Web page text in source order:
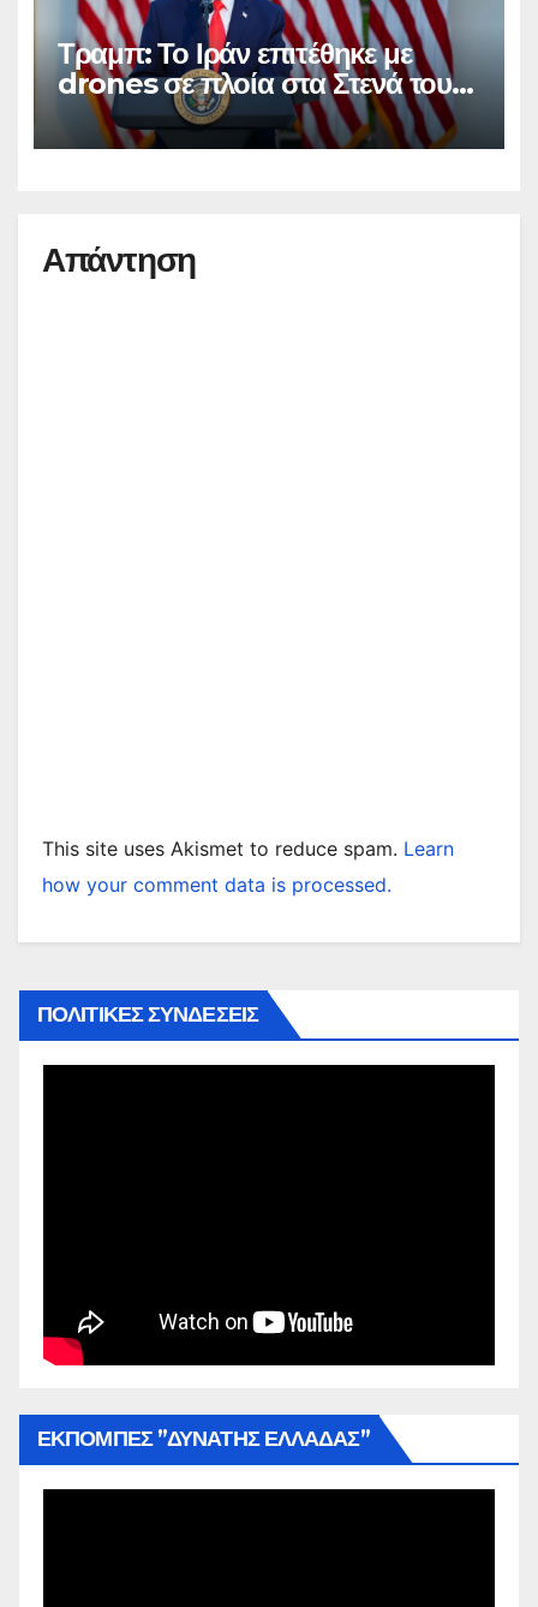
Τραμπ: Το Ιράν επιτέθηκε με
drones σε πλοία στα Στενά του
Ορμούζ
Απάντηση
This site uses Akismet to reduce spam. Learn
how your comment data is processed.
ΠΟΛΙΤΙΚΕΣ ΣΥΝΔΕΣΕΙΣ
ΕΚΠΟΜΠΕΣ ”ΔΥΝΑΤΗΣ ΕΛΛΑΔΑΣ”